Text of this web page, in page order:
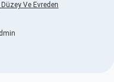
Ve Evreden